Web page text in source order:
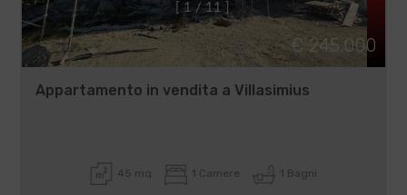
1 / 11
€ 245.000
Appartamento in vendita a Villasimius
45 mq 1 Camere 1 Bagni